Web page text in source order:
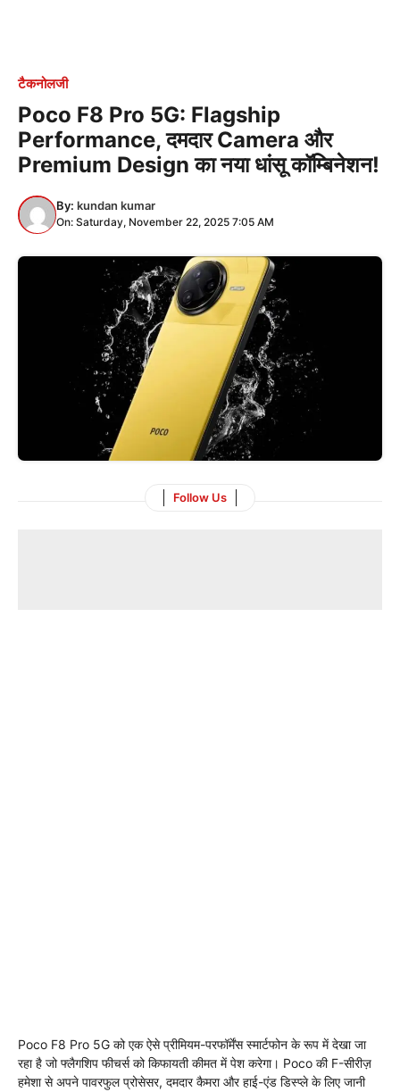
टैकनोलजी
Poco F8 Pro 5G: Flagship
Performance, दमदार Camera और
Premium Design का नया धांसू कॉम्बिनेशन!
By: kundan kumar
On: Saturday, November 22, 2025 7:05 AM
Follow Us
Poco F8 Pro 5G को एक ऐसे प्रीमियम-परफॉर्मेंस स्मार्टफोन के रूप में देखा जा
रहा है जो फ्लैगशिप फीचर्स को किफायती कीमत में पेश करेगा। Poco की F-सीरीज़
हमेशा से अपने पावरफुल प्रोसेसर, दमदार कैमरा और हाई-एंड डिस्प्ले के लिए जानी